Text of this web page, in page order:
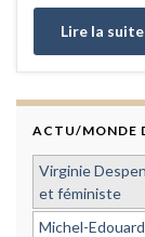
Lire la suite
ACTU/MONDE
Virginie
et féministe
Michel-